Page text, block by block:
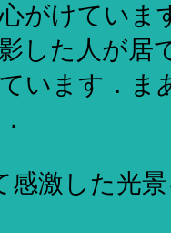
がけていま
した人が居
います．ま
感激した光